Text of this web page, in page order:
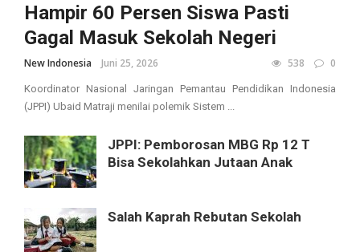
Hampir 60 Persen Siswa Pasti
Gagal Masuk Sekolah Negeri
New Indonesia Juni 25, 2026 538 0
Koordinator Nasional Jaringan Pemantau Pendidikan Indonesia
(JPPI) Ubaid Matraji menilai polemik Sistem ...
JPPI: Pemborosan MBG Rp 12 T
Bisa Sekolahkan Jutaan Anak
Salah Kaprah Rebutan Sekolah